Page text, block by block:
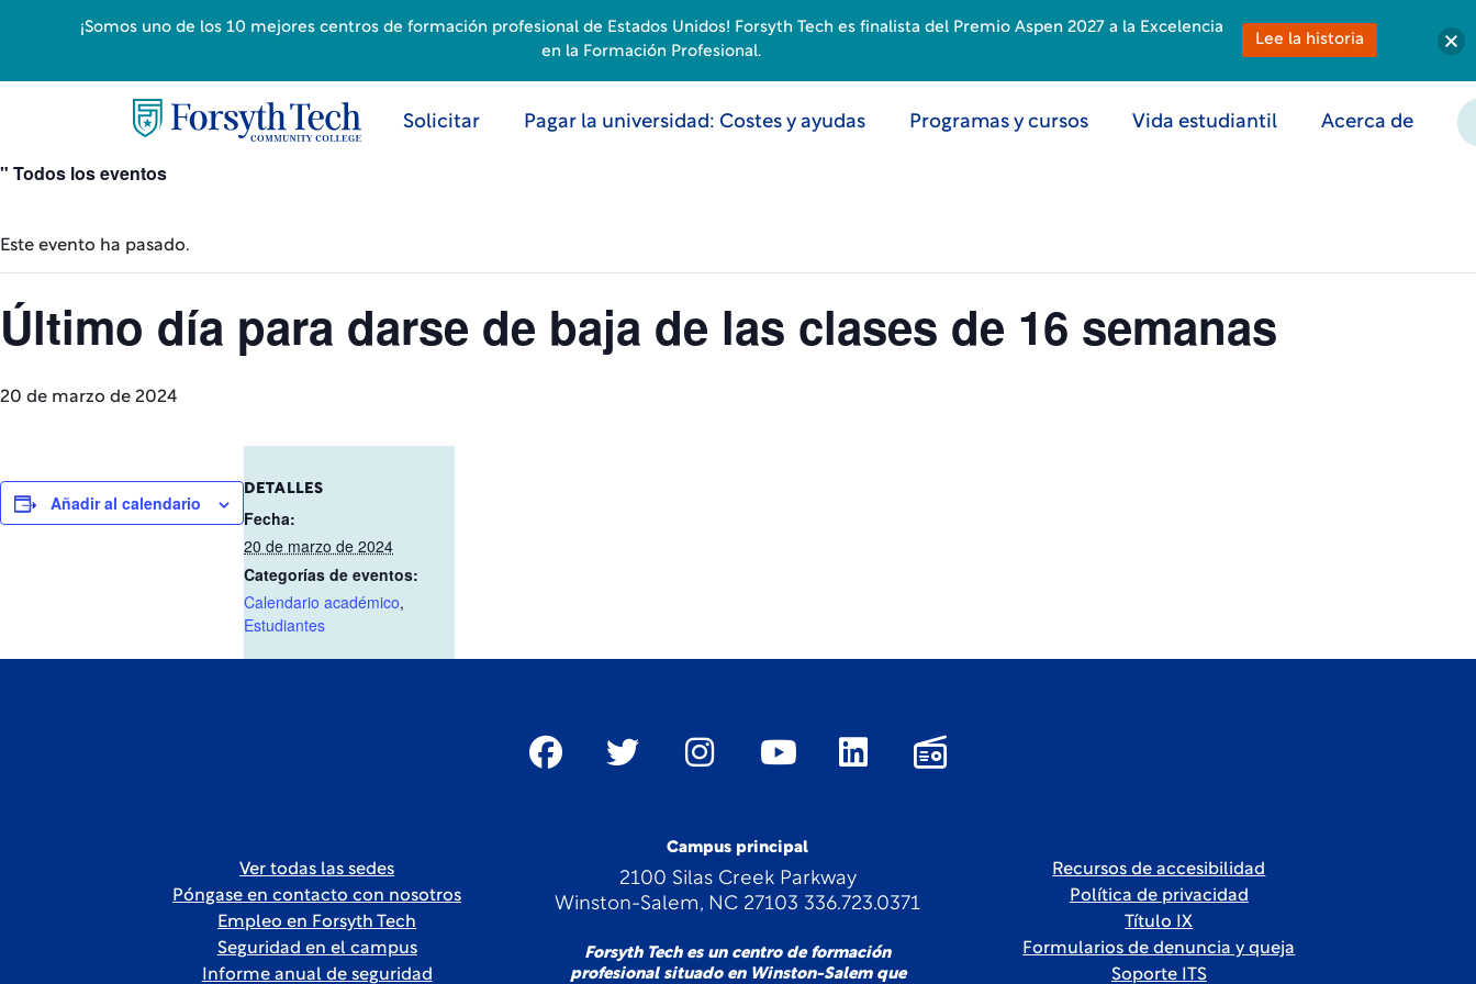
Solicitar Pagar la universidad: Costes y ayudas Programas y cursos Vida estudiantil Acerca de
" Todos los eventos
Este evento ha pasado.
Último día para darse de baja de las clases de 16 semanas
20 de marzo de 2024
Añadir al calendario
DETALLES
Fecha:
20 de marzo de 2024
Categorías de eventos:
Calendario académico,
Estudiantes
Campus principal
2100 Silas Creek Parkway
Winston-Salem, NC 27103 336.723.0371
Forsyth Tech es un centro de formación
profesional situado en Winston-Salem que
Ver todas las sedes
Póngase en contacto con nosotros
Empleo en Forsyth Tech
Seguridad en el campus
Informe anual de seguridad
Recursos de accesibilidad
Política de privacidad
Título IX
Formularios de denuncia y queja
Soporte ITS
¡Somos uno de los 10 mejores centros de formación profesional de Estados Unidos! Forsyth Tech es finalista del Premio Aspen 2027 a la Excelencia
en la Formación Profesional.
Lee la historia